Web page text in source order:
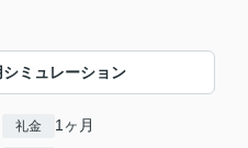
ミュレーション
礼金 1ヶ月